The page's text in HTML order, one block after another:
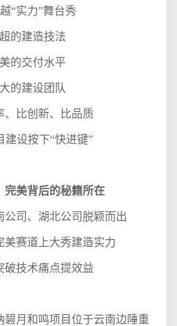
“实力”舞台秀
的建造技法
的交付水平
的建设团队
、比创新、比品质
建设按下“快进键”
完美背后的秘籍所在
公司、湖北公司脱颖而出
美赛道上大秀建造实力
破技术痛点提效益
碧月和鸣项目位于云南边陲重